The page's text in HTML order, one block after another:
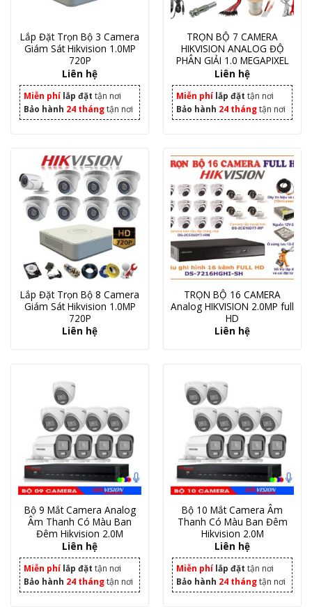
Lắp Đặt Trọn Bộ 3 Camera
Giám Sát Hikvision 1.0MP
720P
Liên hệ
Miễn phí lắp đặt tận nơi
Bảo hành 24 thángtận nơi
TRỌN BỘ 7 CAMERA
HIKVISION ANALOG ĐỘ
PHÂN GIẢI 1.0 MEGAPIXEL
Liên hệ
Miễn phí lắp đặt tận nơi
Bảo hành 24 thángtận nơi
Lắp Đặt Trọn Bộ 8 Camera
Giám Sát Hikvision 1.0MP
720P
Liên hệ
TRỌN BỘ 16 CAMERA
Analog HIKVISION 2.0MP full
HD
Liên hệ
Bộ 9 Mắt Camera Analog
Âm Thanh Có Màu Ban
Đêm Hikvision 2.0M
Liên hệ
Miễn phí lắp đặt tận nơi
Bảo hành 24 thángtận nơi
Bộ 10 Mắt Camera Âm
Thanh Có Màu Ban Đêm
Hikvision 2.0M
Liên hệ
Miễn phí lắp đặt tận nơi
Bảo hành 24 thángtận nơi